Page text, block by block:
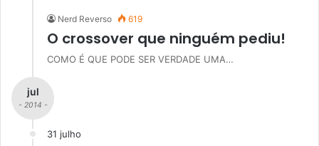
Nerd Reverso 619
O crossover que ninguém pediu!
COMO É QUE PODE SER VERDADE UMA…
jul
- 2014 -
31 julho